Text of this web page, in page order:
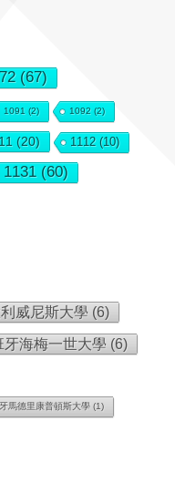
(67)
1091 (2) 1092 (2)
(20) 1112(10)
1131 (60)
威尼斯大學 (6)
牙海梅一世大學 (6)
馬德里康普頓斯大學 (1)